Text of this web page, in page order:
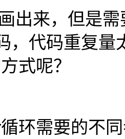
出来，但是
，代码重复量
式呢？
环需要的不